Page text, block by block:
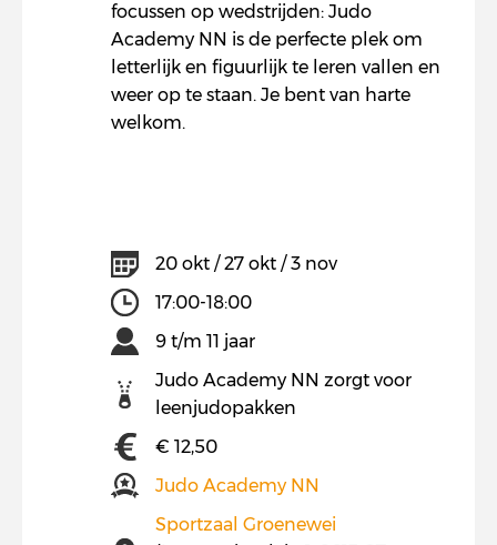
focussen op wedstrijden: Judo
Academy NN is de perfecte plek om
letterlijk en figuurlijk te leren vallen en
weer op te staan. Je bent van harte
welkom.
20 okt / 27 okt / 3 nov
17:00-18:00
9 t/m 11 jaar
Judo Academy NN zorgt voor
leenjudopakken
€ 12,50
Judo Academy NN
Sportzaal Groenewei